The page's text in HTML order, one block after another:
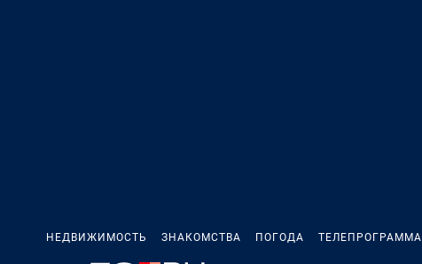
НЕДВИЖИМОСТЬ ЗНАКОМСТВА ПОГОДА ТЕЛЕПРОГРАММА